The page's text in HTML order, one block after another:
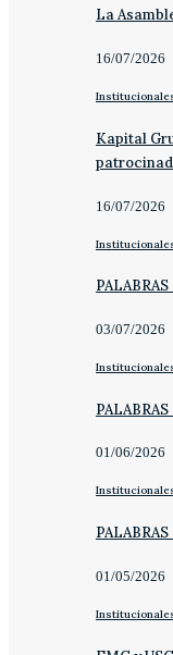
La
16/07/2026
Kapital
16/07/2026
03/07/2026
01/06/2026
01/05/2026